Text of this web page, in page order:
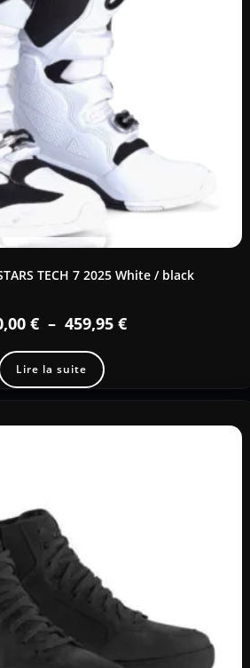
TECH 7 2025 White / black
€ – 459,95 €
Lire la suite